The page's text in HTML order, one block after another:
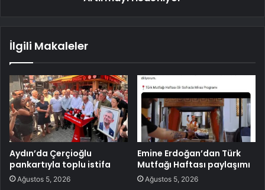
İlgili Makaleler
Aydın’da Çerçioğlu
pankartıyla toplu istifa
Ağustos 5, 2026
Emine Erdoğan’dan Türk
Mutfağı Haftası paylaşımı
Ağustos 5, 2026